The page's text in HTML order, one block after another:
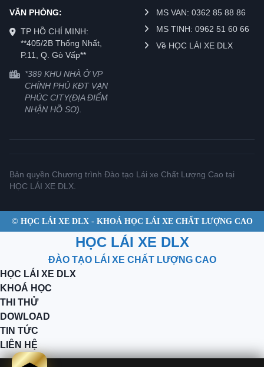
VĂN PHÒNG:
TP HỒ CHÍ MINH:
**405/2B Thống Nhất,
P.11, Q. Gò Vấp**
*389 KHU NHÀ Ở VP
CHÍNH PHỦ KĐT VẠN
PHÚC CITY(ĐỊA ĐIỂM
NHẬN HỒ SƠ).
MS VAN: 0362 85 88 86
MS TINH: 0962 51 60 66
Về HỌC LÁI XE DLX
Bản quyền Chương trình Đào tạo Lái xe Chất Lượng Cao tại
HỌC LÁI XE DLX.
© HỌC LÁI XE DLX - KHOÁ HỌC LÁI XE CHẤT LƯỢNG CAO
HỌC LÁI XE DLX
ĐÀO TẠO LÁI XE CHẤT LƯỢNG CAO
HỌC LÁI XE DLX
KHOÁ HỌC
THI THỬ
DOWLOAD
TIN TỨC
LIÊN HỆ